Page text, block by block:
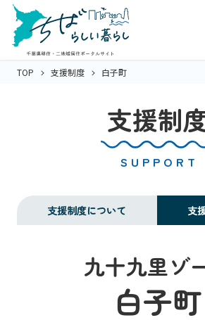
TOP 支援制度 白子町
支援制
SUPPORT
支援制度について 支
九十九里ゾ
白子町